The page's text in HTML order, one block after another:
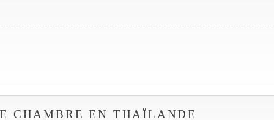
CHAMBRE EN THAÏLANDE